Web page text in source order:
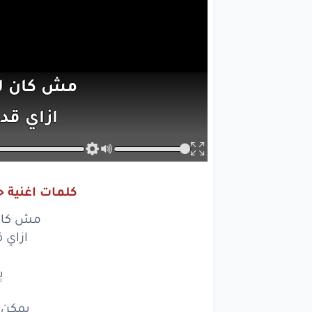
مش كان
ازاي
تعمل
كلمات
مش كان